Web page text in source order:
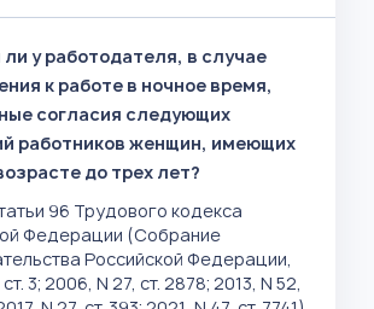
у работодателя, в случае
к работе в ночное время,
согласия следующих
работников женщин, имеющих
до трех лет?
96 Трудового кодекса
Федерации (Собрание
Российской Федерации,
3; 2006, N 27, ст. 2878; 2013, N 52,